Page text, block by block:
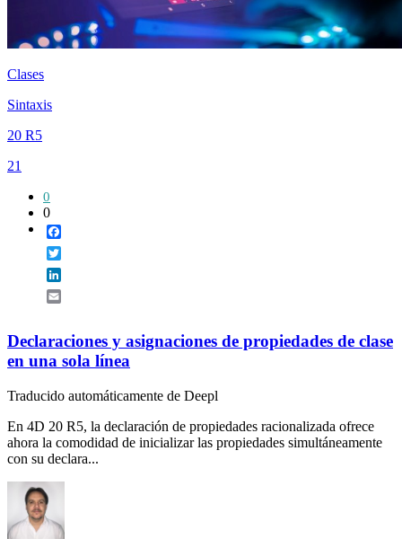
Clases
Sintaxis
20 R5
21
0
0
Declaraciones y asignaciones de propiedades de clase
en una sola línea
Traducido automáticamente de Deepl
En 4D 20 R5, la declaración de propiedades racionalizada ofrece
ahora la comodidad de inicializar las propiedades simultáneamente
con su declara...